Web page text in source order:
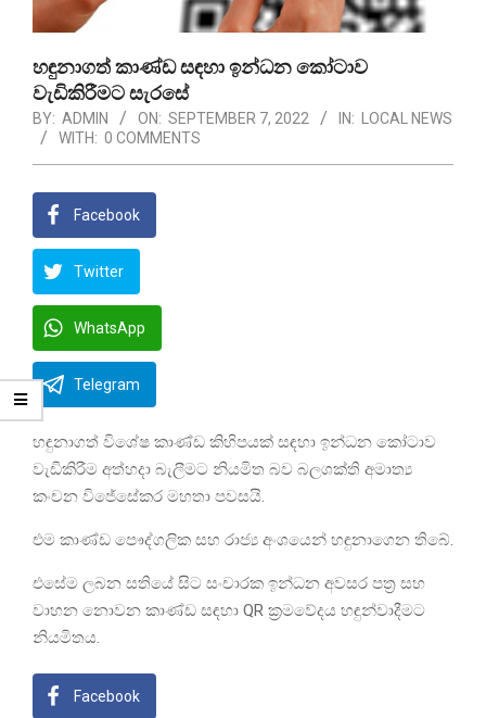
හඳුනාගත් කාණ්ඩ සඳහා ඉන්ධන කෝටාව
වැඩිකිරීමට සැරසේ
BY: ADMIN ON: SEPTEMBER 7, 2022 IN:
LOCAL NEWS
WITH: 0 COMMENTS
Facebook
Twitter
WhatsApp
Telegram
හඳුනාගත් විශේෂ කාණ්ඩ කිහිපයක් සඳහා ඉන්ධන කෝටාව
වැඩිකිරීම අත්හදා බැලීමට නියමිත බව බලශක්ති අමාත්‍ය
කංචන විජේසේකර මහතා පවසයි.
එම කාණ්ඩ පෞද්ගලික සහ රාජ්‍ය අංශයෙන් හඳුනාගෙන තිබේ.
එසේම ලබන සතියේ සිට සංචාරක ඉන්ධන අවසර පත්‍ර සහ
වාහන නොවන කාණ්ඩ සඳහා QR ක්‍රමවේදය හඳුන්වාදීමට
නියමිතය.
Facebook